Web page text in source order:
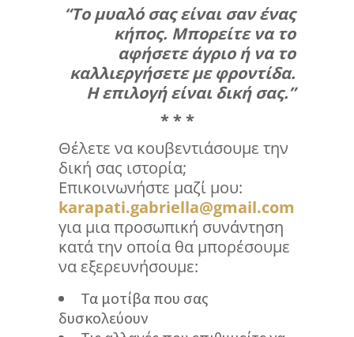
“Το μυαλό σας είναι σαν ένας
κήπος. Μπορείτε να το
αφήσετε άγριο ή να το
καλλιεργήσετε με φροντίδα.
Η επιλογή είναι δική σας.”
* * *
Θέλετε να κουβεντιάσουμε την
δική σας ιστορία;
Επικοινωνήστε μαζί μου:
karapati.gabriella@gmail.com
για μια προσωπική συνάντηση
κατά την οποία θα μπορέσουμε
να εξερευνήσουμε:
Τα μοτίβα που σας
δυσκολεύουν